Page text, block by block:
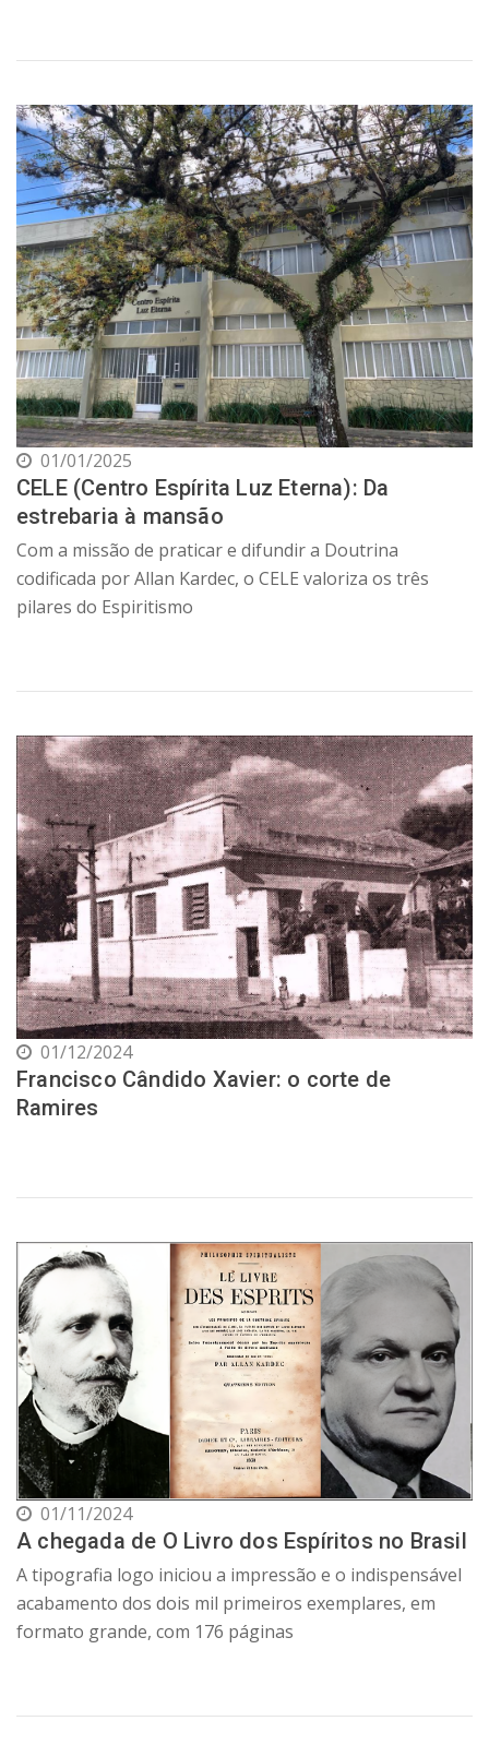
01/01/2025
CELE (Centro Espírita Luz Eterna): Da
estrebaria à mansão
Com a missão de praticar e difundir a Doutrina
codificada por Allan Kardec, o CELE valoriza os três
pilares do Espiritismo
01/12/2024
Francisco Cândido Xavier: o corte de
Ramires
01/11/2024
A chegada de O Livro dos Espíritos no Brasil
A tipografia logo iniciou a impressão e o indispensável
acabamento dos dois mil primeiros exemplares, em
formato grande, com 176 páginas